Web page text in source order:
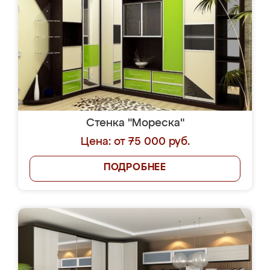
Стенка "Мореска"
Цена: от 75 000 руб.
ПОДРОБНЕЕ